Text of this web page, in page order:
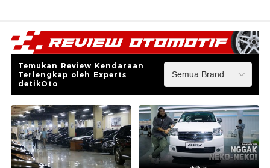
Temukan Review Kendaraan
Terlengkap oleh Experts
detikOto